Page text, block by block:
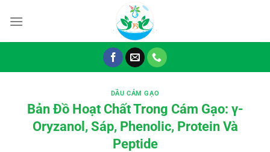
đến
DẦU CÁM GẠO
Bản Đồ Hoạt Chất Trong Cám Gạo: γ-
Oryzanol, Sáp, Phenolic, Protein Và
Peptide